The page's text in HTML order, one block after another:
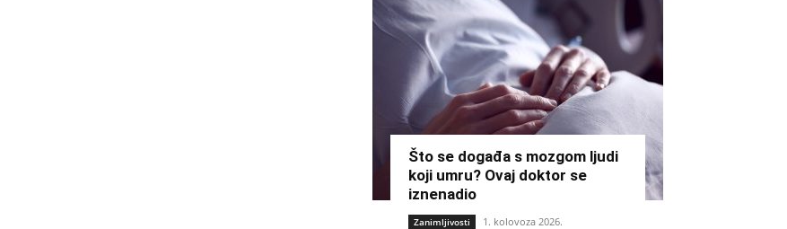
Što se događa s mozgom ljudi
koji umru? Ovaj doktor se
iznenadio
Zanimljivosti 1. kolovoza 2026.